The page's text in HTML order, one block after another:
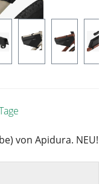
von Apidura. NEU!